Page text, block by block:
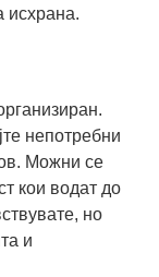
исхрана.
непотребни
Можни се
кои водат до
но
и